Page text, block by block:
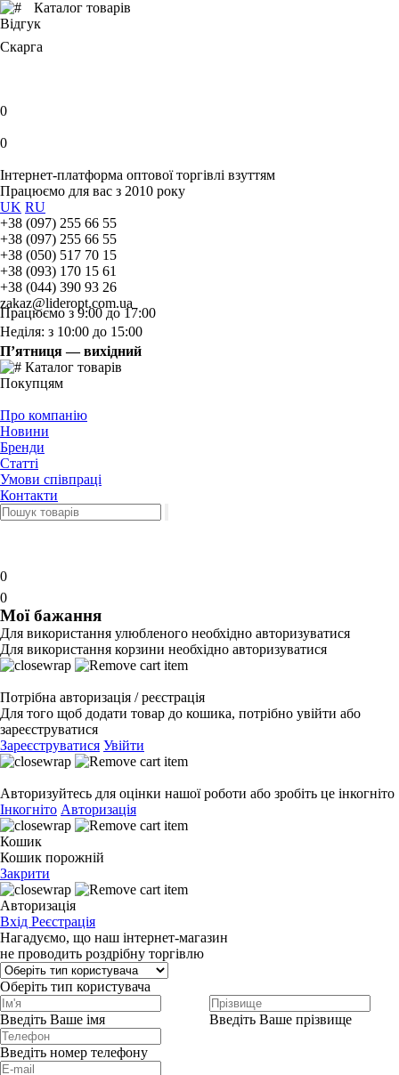
Каталог товарів
Відгук
Скарга
0
0
Інтернет-платформа оптової торгівлі взуттям
Працюємо для вас з 2010 року
UK RU
+38 (097) 255 66 55
+38 (097) 255 66 55
+38 (050) 517 70 15
+38 (093) 170 15 61
+38 (044) 390 93 26
zakaz@lideropt.com.ua
Працюємо з 9:00 до 17:00
Неділя: з 10:00 до 15:00
П’ятниця — вихідний
Каталог товарів
Покупцям
Про компанію
Новини
Бренди
Статті
Умови співпраці
Контакти
0
0
Мої бажання
Для використання улюбленого необхідно авторизуватися
Для використання корзини необхідно авторизуватися
Потрібна авторизація / реєстрація
Для того щоб додати товар до кошика, потрібно увійти або
зареєструватися
Зареєструватися Увійти
Авторизуйтесь для оцінки нашої роботи або зробіть це інкогніто
Інкогніто Авторизація
Кошик
Кошик порожній
Закрити
Авторизація
Вхід Реєстрація
Нагадуємо, що наш інтернет-магазин
не проводить роздрібну торгівлю
Оберіть тип користувача
Введіть Ваше імя Введіть Ваше прізвище
Введіть номер телефону